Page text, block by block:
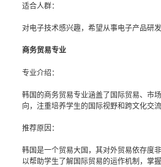
适合人群：
对电子技术感兴趣，希望从事电子产品研
商务贸易专业
专业介绍：
韩国的商务贸易专业涵盖了国际贸易、市
向，注重培养学生的国际视野和跨文化交流
推荐原因：
韩国是一个贸易大国，其对外贸易依存度
以帮助学生了解国际贸易的运作机制，掌